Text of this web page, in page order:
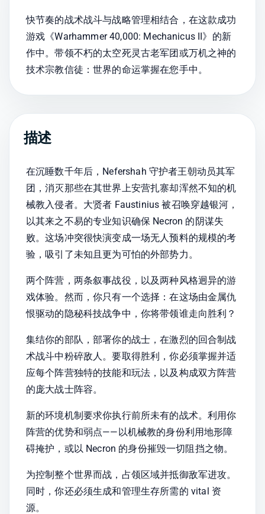
快节奏的战术战斗与战略管理相结合，在这款成功
游戏《Warhammer 40,000: Mechanicus II》的新
作中。带领不朽的太空死灵古老军团或万机之神的
技术宗教信徒：世界的命运掌握在您手中。
描述
在沉睡数千年后，Nefershah 守护者王朝动员其军
团，消灭那些在其世界上安营扎寨却浑然不知的机
械教入侵者。大贤者 Faustinius 被召唤穿越银河，
以其来之不易的专业知识确保 Necron 的阴谋失
败。这场冲突很快演变成一场无人预料的规模的考
验，吸引了未知且更为可怕的外部势力。
两个阵营，两条叙事战役，以及两种风格迥异的游
戏体验。然而，你只有一个选择：在这场由金属仇
恨驱动的隐秘科技战争中，你将带领谁走向胜利？
集结你的部队，部署你的战士，在激烈的回合制战
术战斗中粉碎敌人。要取得胜利，你必须掌握并适
应每个阵营独特的技能和玩法，以及构成双方阵营
的庞大战士阵容。
新的环境机制要求你执行前所未有的战术。利用你
阵营的优势和弱点——以机械教的身份利用地形障
碍掩护，或以 Necron 的身份摧毁一切阻挡之物。
为控制整个世界而战，占领区域并抵御敌军进攻。
同时，你还必须生成和管理生存所需的 vital 资
源。